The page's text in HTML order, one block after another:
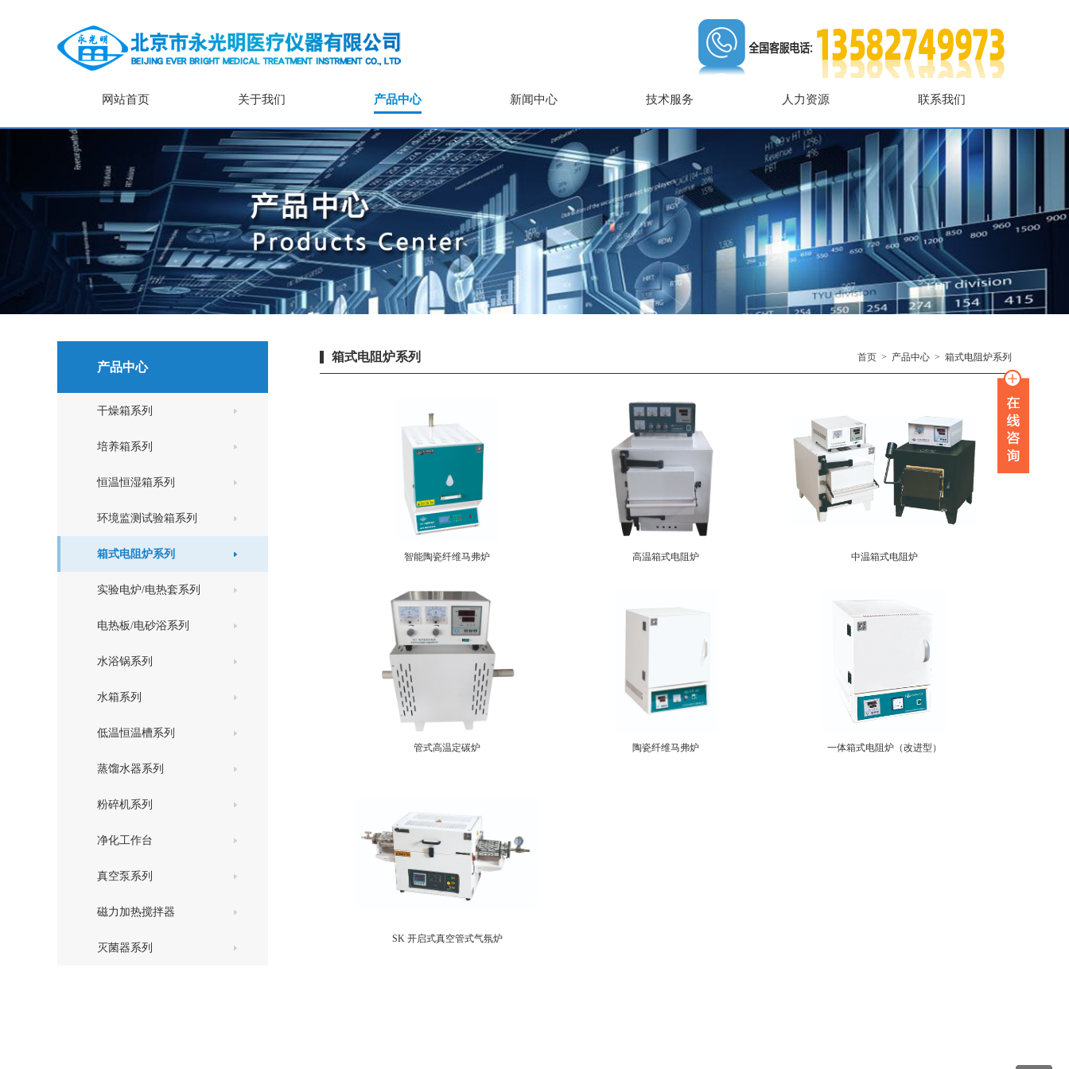
网站首页 关于我们 产品中心 新闻中心 技术服务 人力资源 联系我们
产品中心
干燥箱系列
培养箱系列
恒温恒湿箱系列
环境监测试验箱系列
箱式电阻炉系列
实验电炉/电热套系列
电热板/电砂浴系列
水浴锅系列
水箱系列
低温恒温槽系列
蒸馏水器系列
粉碎机系列
净化工作台
真空泵系列
磁力加热搅拌器
灭菌器系列
箱式电阻炉系列 首页 > 产品中心 > 箱式电阻炉系列
智能陶瓷纤维马弗炉 高温箱式电阻炉 中温箱式电阻炉
管式高温定碳炉 陶瓷纤维马弗炉 一体箱式电阻炉（改进型）
SK 开启式真空管式气氛炉